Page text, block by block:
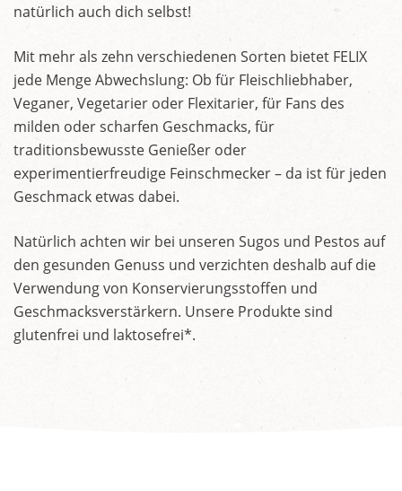
natürlich auch dich selbst!
Mit mehr als zehn verschiedenen Sorten bietet FELIX
jede Menge Abwechslung: Ob für Fleischliebhaber,
Veganer, Vegetarier oder Flexitarier, für Fans des
milden oder scharfen Geschmacks, für
traditionsbewusste Genießer oder
experimentierfreudige Feinschmecker – da ist für jeden
Geschmack etwas dabei.
Natürlich achten wir bei unseren Sugos und Pestos auf
den gesunden Genuss und verzichten deshalb auf die
Verwendung von Konservierungsstoffen und
Geschmacksverstärkern. Unsere Produkte sind
glutenfrei und laktosefrei*.